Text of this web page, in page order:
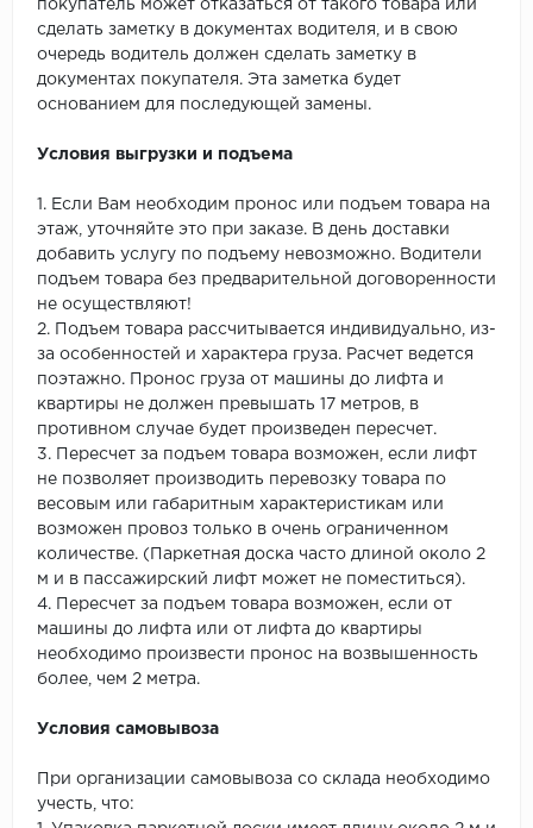
покупатель может отказаться от такого товара или
сделать заметку в документах водителя, и в свою
очередь водитель должен сделать заметку в
документах покупателя. Эта заметка будет
основанием для последующей замены.
Условия выгрузки и подъема
1. Если Вам необходим пронос или подъем товара на
этаж, уточняйте это при заказе. В день доставки
добавить услугу по подъему невозможно. Водители
подъем товара без предварительной договоренности
не осуществляют!
2. Подъем товара рассчитывается индивидуально, из-
за особенностей и характера груза. Расчет ведется
поэтажно. Пронос груза от машины до лифта и
квартиры не должен превышать 17 метров, в
противном случае будет произведен пересчет.
3. Пересчет за подъем товара возможен, если лифт
не позволяет производить перевозку товара по
весовым или габаритным характеристикам или
возможен провоз только в очень ограниченном
количестве. (Паркетная доска часто длиной около 2
м и в пассажирский лифт может не поместиться).
4. Пересчет за подъем товара возможен, если от
машины до лифта или от лифта до квартиры
необходимо произвести пронос на возвышенность
более, чем 2 метра.
Условия самовывоза
При организации самовывоза со склада необходимо
учесть, что: